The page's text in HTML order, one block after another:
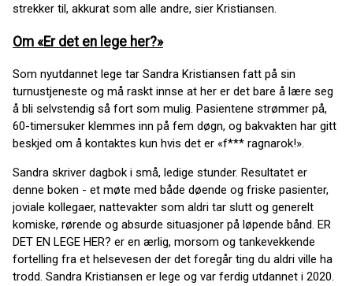
strekker til, akkurat som alle andre, sier Kristiansen.
Om «Er det en lege her?»
Som nyutdannet lege tar Sandra Kristiansen fatt på sin
turnustjeneste og må raskt innse at her er det bare å lære seg
å bli selvstendig så fort som mulig. Pasientene strømmer på,
60-timersuker klemmes inn på fem døgn, og bakvakten har gitt
beskjed om å kontaktes kun hvis det er «f*** ragnarok!».
Sandra skriver dagbok i små, ledige stunder. Resultatet er
denne boken - et møte med både døende og friske pasienter,
joviale kollegaer, nattevakter som aldri tar slutt og generelt
komiske, rørende og absurde situasjoner på løpende bånd. ER
DET EN LEGE HER? er en ærlig, morsom og tankevekkende
fortelling fra et helsevesen der det foregår ting du aldri ville ha
trodd. Sandra Kristiansen er lege og var ferdig utdannet i 2020.